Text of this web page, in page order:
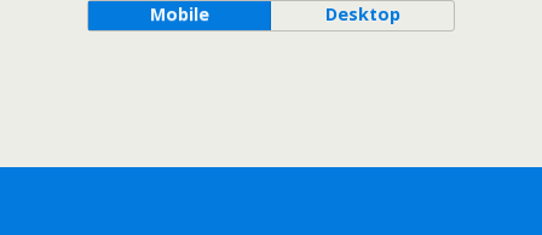
Mobile Desktop